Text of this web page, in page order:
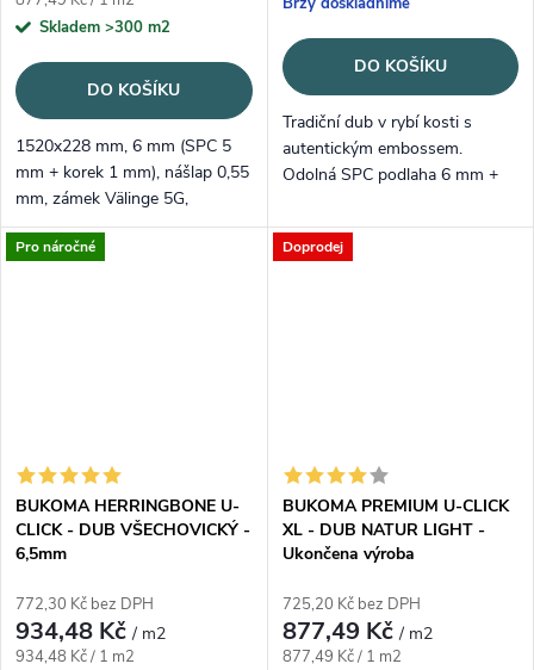
Skladem >300 m2
DO KOŠÍKU
1520x228 mm, 6 mm (SPC 5
mm + korek 1 mm), nášlap 0,55
mm, zámek Välinge 5G,
23/33/42 – XL a tichý krok.
Velmi světlý severský odstín,
DO KOŠÍKU
Tradiční dub v rybí kosti s
autentickým embossem.
Odolná SPC podlaha 6 mm +
rozměr 635×127 mm.
Pro náročné
BUKOMA HERRINGBONE U-
CLICK - DUB VŠECHOVICKÝ -
6,5mm
772,30 Kč bez DPH
934,48 Kč/ m2
Měrná cena:
934,48 Kč / 1 m2
Doprodej
BUKOMA PREMIUM U-CLICK
XL - DUB NATUR LIGHT -
Ukončena výroba
725,20 Kč bez DPH
877,49 Kč/ m2
Měrná cena:
877,49 Kč / 1 m2